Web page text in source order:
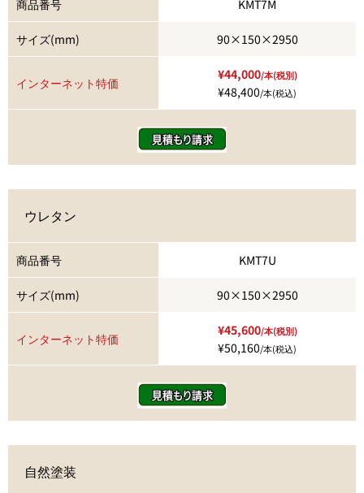
商品番号 KMT7M
サイズ(mm) 90×150×2950
インターネット特価
¥44,000/本(税別)
¥48,400/本(税込)
ウレタン
商品番号 KMT7U
サイズ(mm) 90×150×2950
インターネット特価
¥45,600/本(税別)
¥50,160/本(税込)
自然塗装